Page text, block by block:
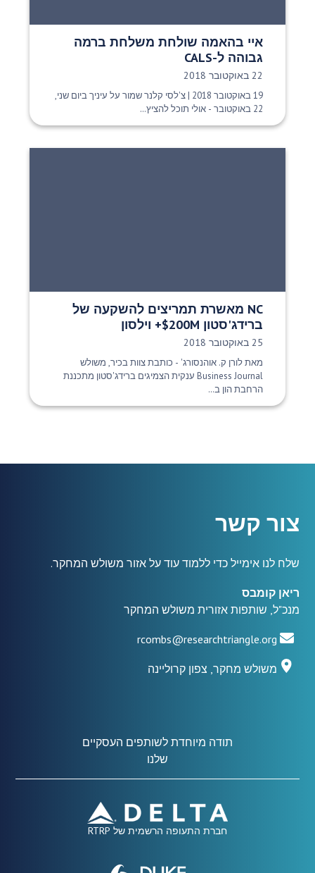
איי בהאמה שולחת משלחת ברמה
גבוהה ל-CALS
תאריך פרסום:
22 באוקטובר 2018
19 באוקטובר 2018 | צ'לסי קלנר שמור על עיניך ביום שני,
22 באוקטובר - אולי תוכל להציץ...
NC מאשרת תמריצים להשקעה של
ברידג'סטון $200M+ וילסון
תאריך פרסום:
25 באוקטובר 2018
מאת לורן ק. אוהנסורג' - כותבת צוות בכיר, משולש
Business Journal ענקית הצמיגים ברידג'סטון מתכננת
הרחבת הון ב...
צור קשר
שלח לנו אימייל כדי ללמוד עוד על אזור משולש המחקר.
ריאן קומבס
מנכ"ל, שותפות אזורית משולש המחקר
rcombs@researchtriangle.org
משולש מחקר, צפון קרוליינה
תודה מיוחדת לשותפים העסקיים
שלנו
חברת התעופה הרשמית של RTRP